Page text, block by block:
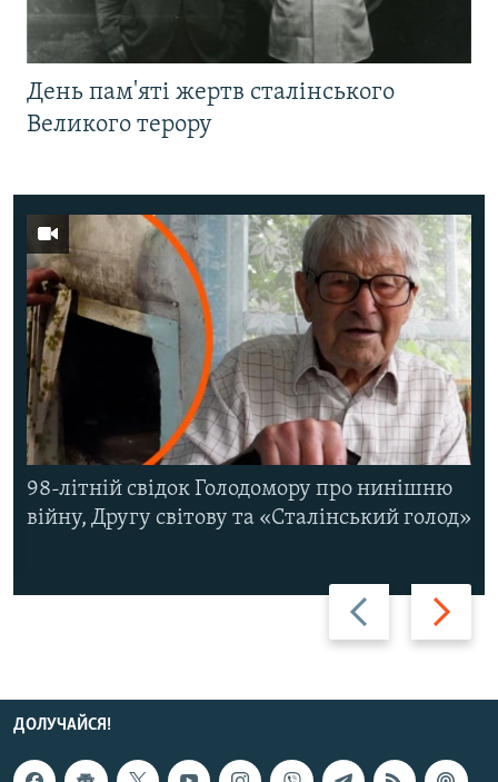
День пам'яті жертв сталінського
Великого терору
Назад Вперед
98-літній свідок Голодомору про нинішню
війну, Другу світову та «Сталінський голод»
ДОЛУЧАЙСЯ!